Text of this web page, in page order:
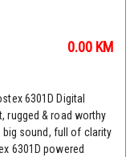
0.00 KM
6301D Digital
rugged & road worthy
big sound, full of clarity
6301D powered